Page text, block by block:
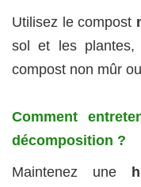
Utilisez le compost
sol et les
compost non mûr
Comment
décomposition ?
Maintenez une